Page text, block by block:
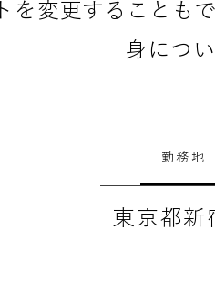
トを変更することも
身につ
勤務地
東京都新